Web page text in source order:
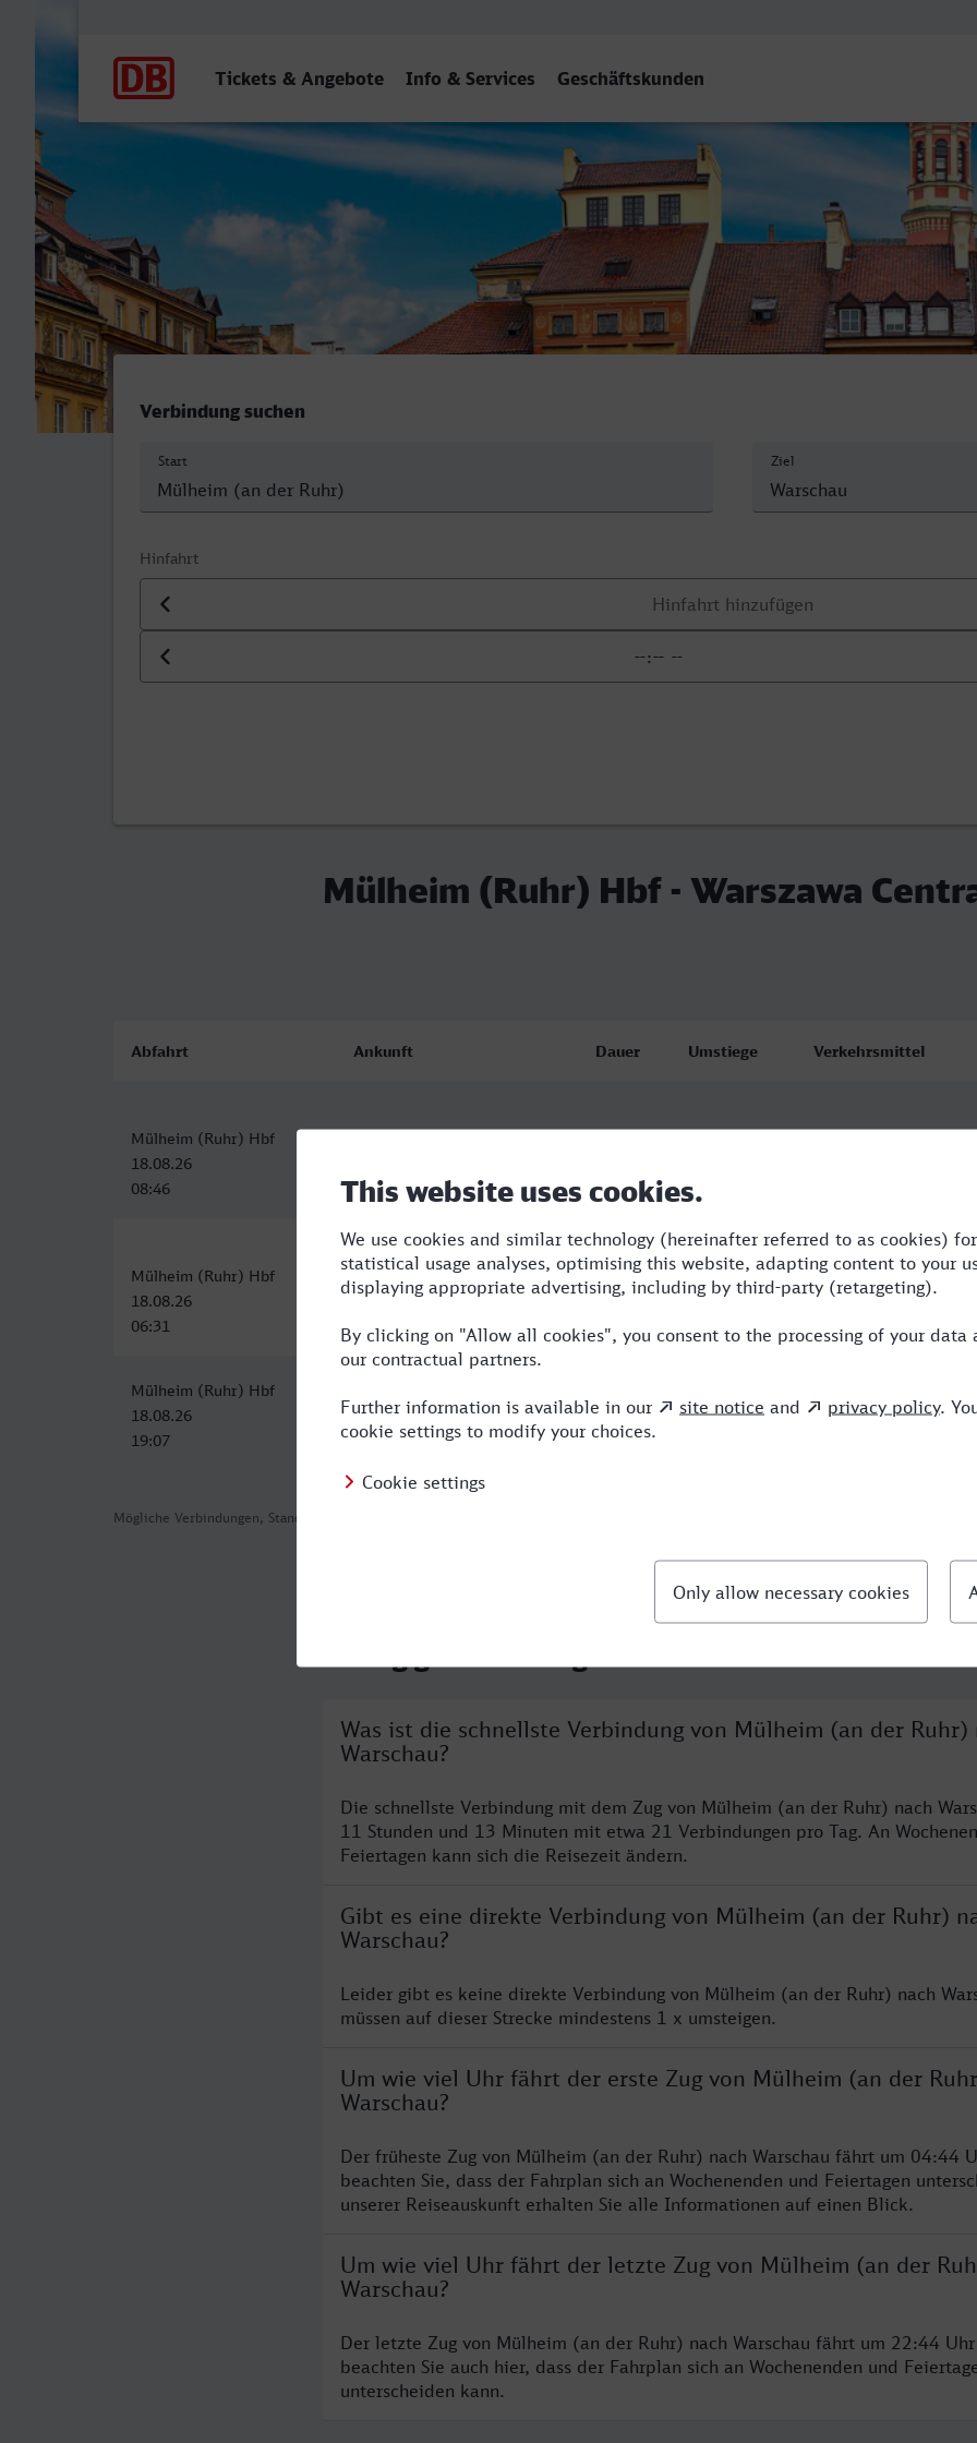
Tickets & Angebote Info & Services Geschäftskunden
Mülheim (Ruhr) Hbf - Warszawa Centralna
Verbindung suchen
Start Ziel
Hinfahrt
Datum der Hinfahrt
Uhrzeit der Hinfahrt
Mülheim (Ruhr) Hbf - Warszawa
Mögliche Verbindungen, Stand: 2026-08-04 07:22
Abfahrt Ankunft Dauer Umstiege Verkehrsmittel
Mülheim (Ruhr) Hbf
18.08.26
08:46
19:59
Mülheim (Ruhr) Hbf
18.08.26
06:31
Warszawa Srodmiescie
19.08.26
04:59
22:28 8
Mülheim (Ruhr) Hbf
18.08.26
19:07
19.08.26
11:59
Was ist die schnellste Verbindung von Mülheim (an der Ruhr)
Warschau?
Die schnellste Verbindung mit dem Zug von Mülheim (an der Ruhr) nach
11 Stunden und 13 Minuten mit etwa 21 Verbindungen pro Tag. An
Feiertagen kann sich die Reisezeit ändern.
Gibt es eine direkte Verbindung von Mülheim (an der Ruhr)
Warschau?
Leider gibt es keine direkte Verbindung von Mülheim (an der Ruhr) nach
müssen auf dieser Strecke mindestens 1 x umsteigen.
Um wie viel Uhr fährt der erste Zug von Mülheim (an der
Warschau?
Der früheste Zug von Mülheim (an der Ruhr) nach Warschau fährt um 04:44
beachten Sie, dass der Fahrplan sich an Wochenenden und Feiertagen
unserer Reiseauskunft erhalten Sie alle Informationen auf einen Blick.
Um wie viel Uhr fährt der letzte Zug von Mülheim (an der
Warschau?
Der letzte Zug von Mülheim (an der Ruhr) nach Warschau fährt um 22:44
beachten Sie auch hier, dass der Fahrplan sich an Wochenenden und
unterscheiden kann.